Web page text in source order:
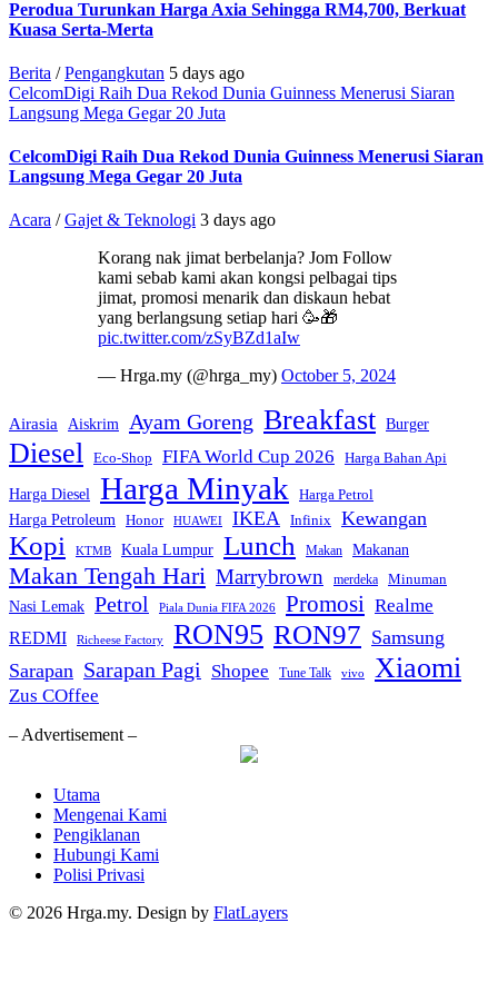
Perodua Turunkan Harga Axia Sehingga RM4,700, Berkuat
Kuasa Serta-Merta
Berita /Pengangkutan 5 days ago
CelcomDigi Raih Dua Rekod Dunia Guinness Menerusi Siaran
Langsung Mega Gegar 20 Juta
CelcomDigi Raih Dua Rekod Dunia Guinness Menerusi Siaran
Langsung Mega Gegar 20 Juta
Acara /Gajet & Teknologi 3 days ago
Korang nak jimat berbelanja? Jom Follow
kami sebab kami akan kongsi pelbagai tips
jimat, promosi menarik dan diskaun hebat
yang berlangsung setiap hari 🥳🎁
pic.twitter.com/zSyBZd1aIw
— Hrga.my (@hrga_my) October 5, 2024
Airasia Aiskrim Ayam Goreng Breakfast Burger
Diesel Eco-Shop FIFA World Cup 2026 Harga Bahan Api
Harga Diesel Harga Minyak Harga Petrol
Harga Petroleum Honor HUAWEI IKEA Infinix Kewangan
Kopi KTMB Kuala Lumpur Lunch Makan Makanan
Makan Tengah Hari Marrybrown merdeka Minuman
Nasi Lemak Petrol Piala Dunia FIFA 2026 Promosi Realme
REDMI Richeese Factory RON95 RON97 Samsung
Sarapan Sarapan Pagi Shopee Tune Talk vivo Xiaomi
Zus COffee
– Advertisement –
Utama
Mengenai Kami
Pengiklanan
Hubungi Kami
Polisi Privasi
© 2026 Hrga.my. Design by FlatLayers